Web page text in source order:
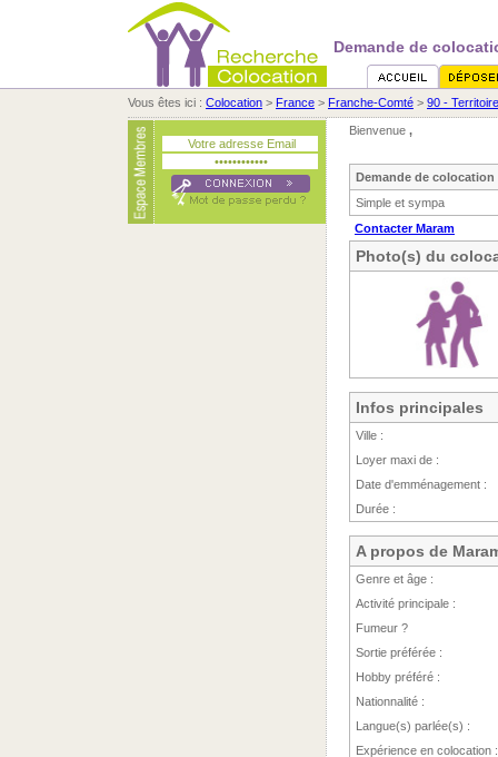
Demande de
Vous êtes ici : Colocation > France > Franche-Comté > 90 -
Bienvenue ,
Demande de colocation
Simple et sympa
Contacter Maram
Photo(s) du
Infos principales
Ville :
Loyer maxi de :
Date d'emménagement :
Durée :
A propos de
Genre et âge :
Activité principale :
Fumeur ?
Sortie préférée :
Hobby préféré :
Nationnalité :
Langue(s) parlée(s) :
Expérience en colocation :